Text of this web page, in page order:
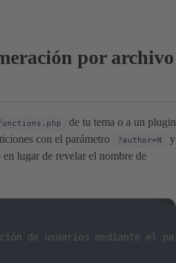
por archivo
de tu tema o a un plugin
con el parámetro
?author=N
y
lugar de revelar el nombre de
de usuarios mediante el